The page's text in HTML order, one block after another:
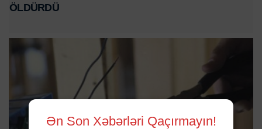
ÖLDÜRDÜ
Ən Son Xəbərləri Qaçırmayın!